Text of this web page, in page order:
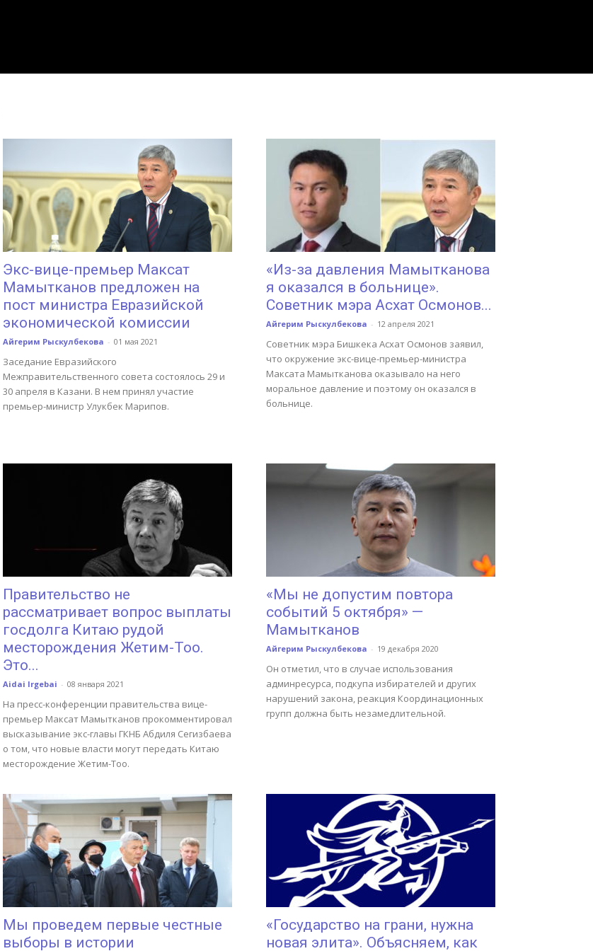
Экс-вице-премьер Максат
Мамытканов предложен на
пост министра Евразийской
экономической комиссии
Айгерим Рыскулбекова - 01 мая 2021
Заседание Евразийского
Межправительственного совета состоялось 29 и
30 апреля в Казани. В нем принял участие
премьер-министр Улукбек Марипов.
«Из-за давления Мамытканова
я оказался в больнице».
Советник мэра Асхат Осмонов...
Айгерим Рыскулбекова - 12 апреля 2021
Советник мэра Бишкека Асхат Осмонов заявил,
что окружение экс-вице-премьер-министра
Максата Мамытканова оказывало на него
моральное давление и поэтому он оказался в
больнице.
Правительство не
рассматривает вопрос выплаты
госдолга Китаю рудой
месторождения Жетим-Тоо.
Это...
Aidai Irgebai - 08 января 2021
На пресс-конференции правительства вице-
премьер Максат Мамытканов прокомментировал
высказывание экс-главы ГКНБ Абдиля Сегизбаева
о том, что новые власти могут передать Китаю
месторождение Жетим-Тоо.
«Мы не допустим повтора
событий 5 октября» —
Мамытканов
Айгерим Рыскулбекова - 19 декабря 2020
Он отметил, что в случае использования
админресурса, подкупа избирателей и других
нарушений закона, реакция Координационных
групп должна быть незамедлительной.
Мы проведем первые честные
выборы в истории
«Государство на грани, нужна
новая элита». Объясняем, как